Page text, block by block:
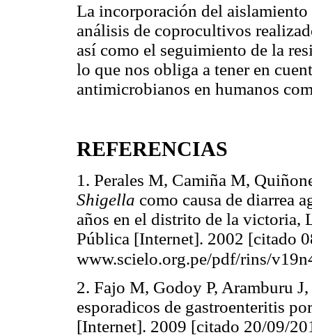
La incorporación del
análisis de coprocultivos
así como el seguimiento de la
lo que nos obliga a tener en
antimicrobianos en humanos
REFERENCIAS
1. Perales M, Camiña M,
Shigella como causa de diarrea
años en el distrito de la victoria,
Pública [Internet]. 2002 [citado
www.scielo.org.pe/pdf/rins/
2. Fajo M, Godoy P, Aramburu
esporadicos de gastroenteritis
[Internet]. 2009 [citado 20/09/